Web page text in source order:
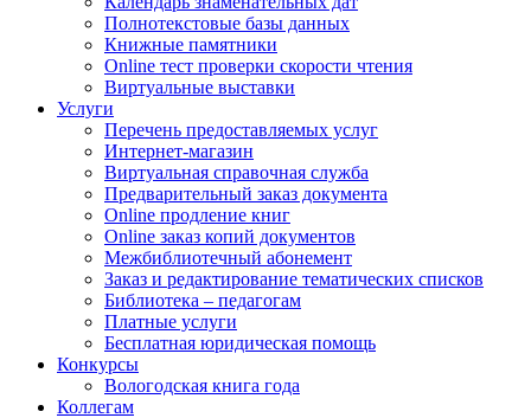
Полнотекстовые базы данных
Книжные памятники
Online тест проверки скорости чтения
Виртуальные выставки
Услуги
Перечень предоставляемых услуг
Интернет-магазин
Виртуальная справочная служба
Предварительный заказ документа
Online продление книг
Online заказ копий документов
Межбиблиотечный абонемент
Заказ и редактирование тематических списков
Библиотека – педагогам
Платные услуги
Бесплатная юридическая помощь
Конкурсы
Вологодская книга года
Коллегам